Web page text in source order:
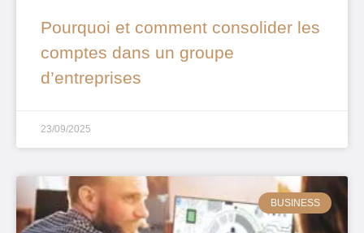
Pourquoi et comment consolider les
comptes dans un groupe
d’entreprises
23/09/2025
BUSINESS